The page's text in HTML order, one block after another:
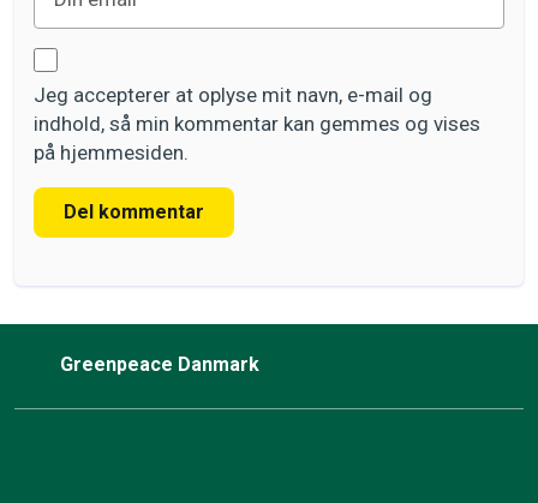
Jeg accepterer at oplyse mit navn, e-mail og
indhold, så min kommentar kan gemmes og vises
på hjemmesiden.
Del kommentar
Greenpeace Danmark